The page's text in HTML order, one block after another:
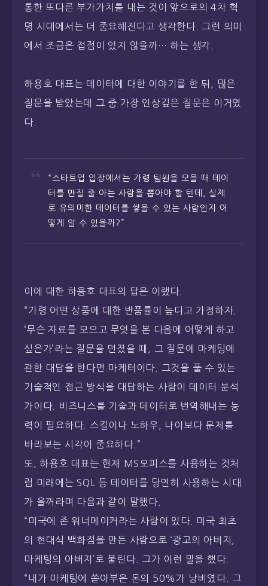
통한 또다른 부가가치를 내는 것이 앞으로의 4차 혁
명 시대에서는 더 중요해진다고 생각한다. 그런 의미
에서 조금은 접점이 있지 않을까… 하는 생각.
하용호 대표는 데이터에 대한 이야기를 한 뒤, 많은
질문을 받았는데 그 중 가장 인상깊은 질문은 이거였
다.
“스타트업 입장에서는 가령 팀원을 모을 때 데이
터를 만질 줄 아는 사람을 뽑아야 할 텐데, 실제
로 유의미한 데이터를 쌓을 수 있는 사람인지 어
떻게 알 수 있을까?”
이에 대한 하용호 대표의 답은 이랬다.
“가령 어떤 상품에 대한 반품률이 높다고 가정하자.
‘무슨 자료를 모으고 무엇을 본 다음에 어떻게 하고
싶은가’라는 질문을 던졌을 때, 그 질문에 마케팅에
관한 대답을 한다면 마케터이다. 그것을 풀 수 있는
기술적인 접근 방식을 대답하는 사람이 데이터 분석
가이다. 비즈니스를 기술과 데이터로 번역해내는 능
력이 필요하다. 스킬이나 노하우, 나이보다 문제를
바라보는 시각이 중요하다.”
또, 하용호 대표는 현재 MS오피스를 사용하는 것처
럼 미래에는 SQL 등 데이터를 당연히 사용하는 시대
가 올꺼라며 다음과 같이 말했다.
“미국에 존 워너메이커라는 사람이 있다. 미국 최초
의 현대식 백화점을 만든 사람으로 ‘광고의 아버지,
마케팅의 아버지’로 불린다. 그가 이런 말을 했다.
“내가 마케팅에 쏟아부은 돈의 50%가 낭비였다. 그